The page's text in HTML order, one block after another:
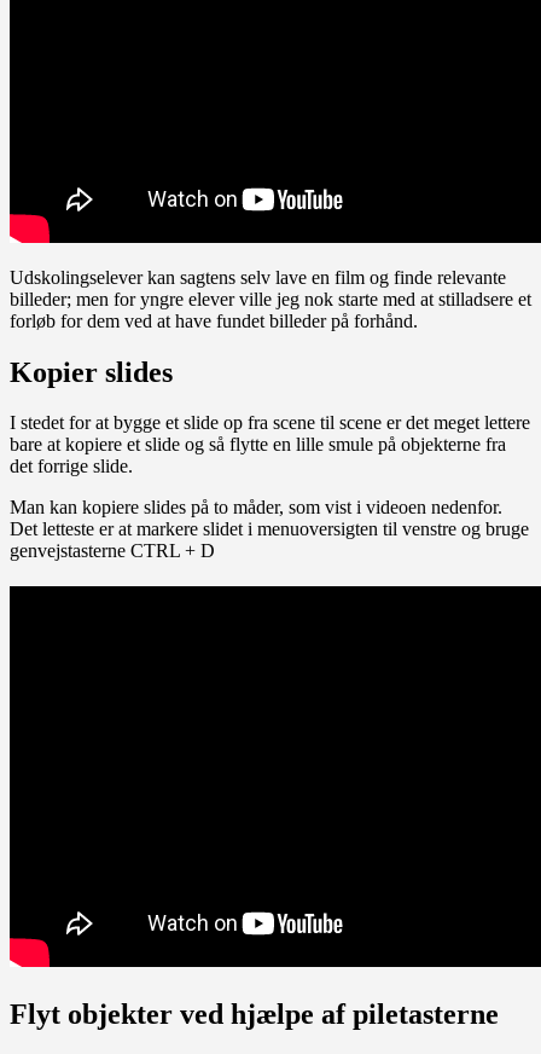
Udskolingselever kan sagtens selv lave en film og finde relevante
billeder; men for yngre elever ville jeg nok starte med at stilladsere et
forløb for dem ved at have fundet billeder på forhånd.
Kopier slides
I stedet for at bygge et slide op fra scene til scene er det meget lettere
bare at kopiere et slide og så flytte en lille smule på objekterne fra
det forrige slide.
Man kan kopiere slides på to måder, som vist i videoen nedenfor.
Det letteste er at markere slidet i menuoversigten til venstre og bruge
genvejstasterne CTRL + D
Flyt objekter ved hjælpe af piletasterne